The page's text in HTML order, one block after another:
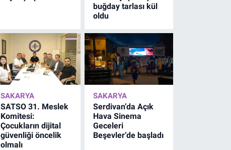
buğday tarlası kül
oldu
SAKARYA
SATSO 31. Meslek
Komitesi:
Çocukların dijital
güvenliği öncelik
olmalı
SAKARYA
Serdivan’da Açık
Hava Sinema
Geceleri
Beşevler’de başladı